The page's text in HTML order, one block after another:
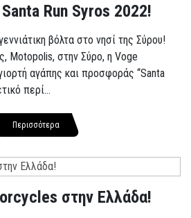
Run Syros 2022!
βόλτα στο νησί της Σύρου!
Motopolis, στην Σύρο, η Voge
αγάπης και προσφοράς “Santa
περί...
Περισσότερα
στην Ελλάδα!